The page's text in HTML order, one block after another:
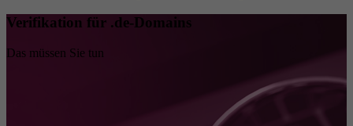
Verifikation für .de-Domains
Das müssen Sie tun